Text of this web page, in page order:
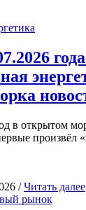
в открытом
произвёл
/Читать далее
рынок